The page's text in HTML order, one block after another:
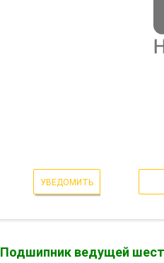
УВЕДОМИТЬ
Подшипник ведущей